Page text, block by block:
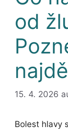
od
15. 4. 2026
Bolest hlavy